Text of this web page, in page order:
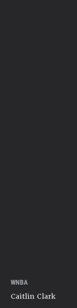
WNBA
Caitlin Clark